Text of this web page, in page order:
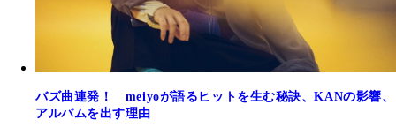
バズ曲連発！ meiyoが語るヒットを生む秘訣、KANの影響、
アルバムを出す理由